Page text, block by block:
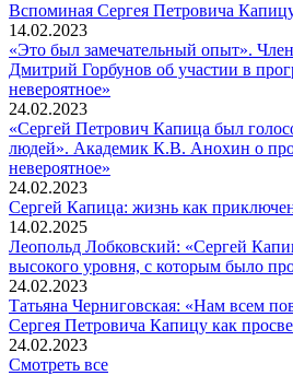
Вспоминaя Сергея Петровича
14.02.2023
«Это был замечательный опыт».
Дмитрий Горбунов об участии в
невероятное»
24.02.2023
«Сергей Петрович Капица был
людей». Академик К.В. Анохин о
невероятное»
24.02.2023
Сергей Капица: жизнь как
14.02.2025
Леопольд Лобковский: «Сергей
высокого уровня, с которым было
24.02.2023
Татьяна Черниговская: «Нам всем
Сергея Петровича Капицу как
24.02.2023
Смотреть все